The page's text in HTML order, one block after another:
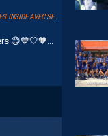
LE MHSC PROPOSE DÉSORMAIS DES EXPÉRIENCES INSIDE AVEC SERSOU
😊💙🤍🧡...